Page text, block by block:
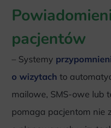
pacjentów
– Systemy
o wizytach to
mailowe, SMS-owe lub
pomaga pacjentom nie